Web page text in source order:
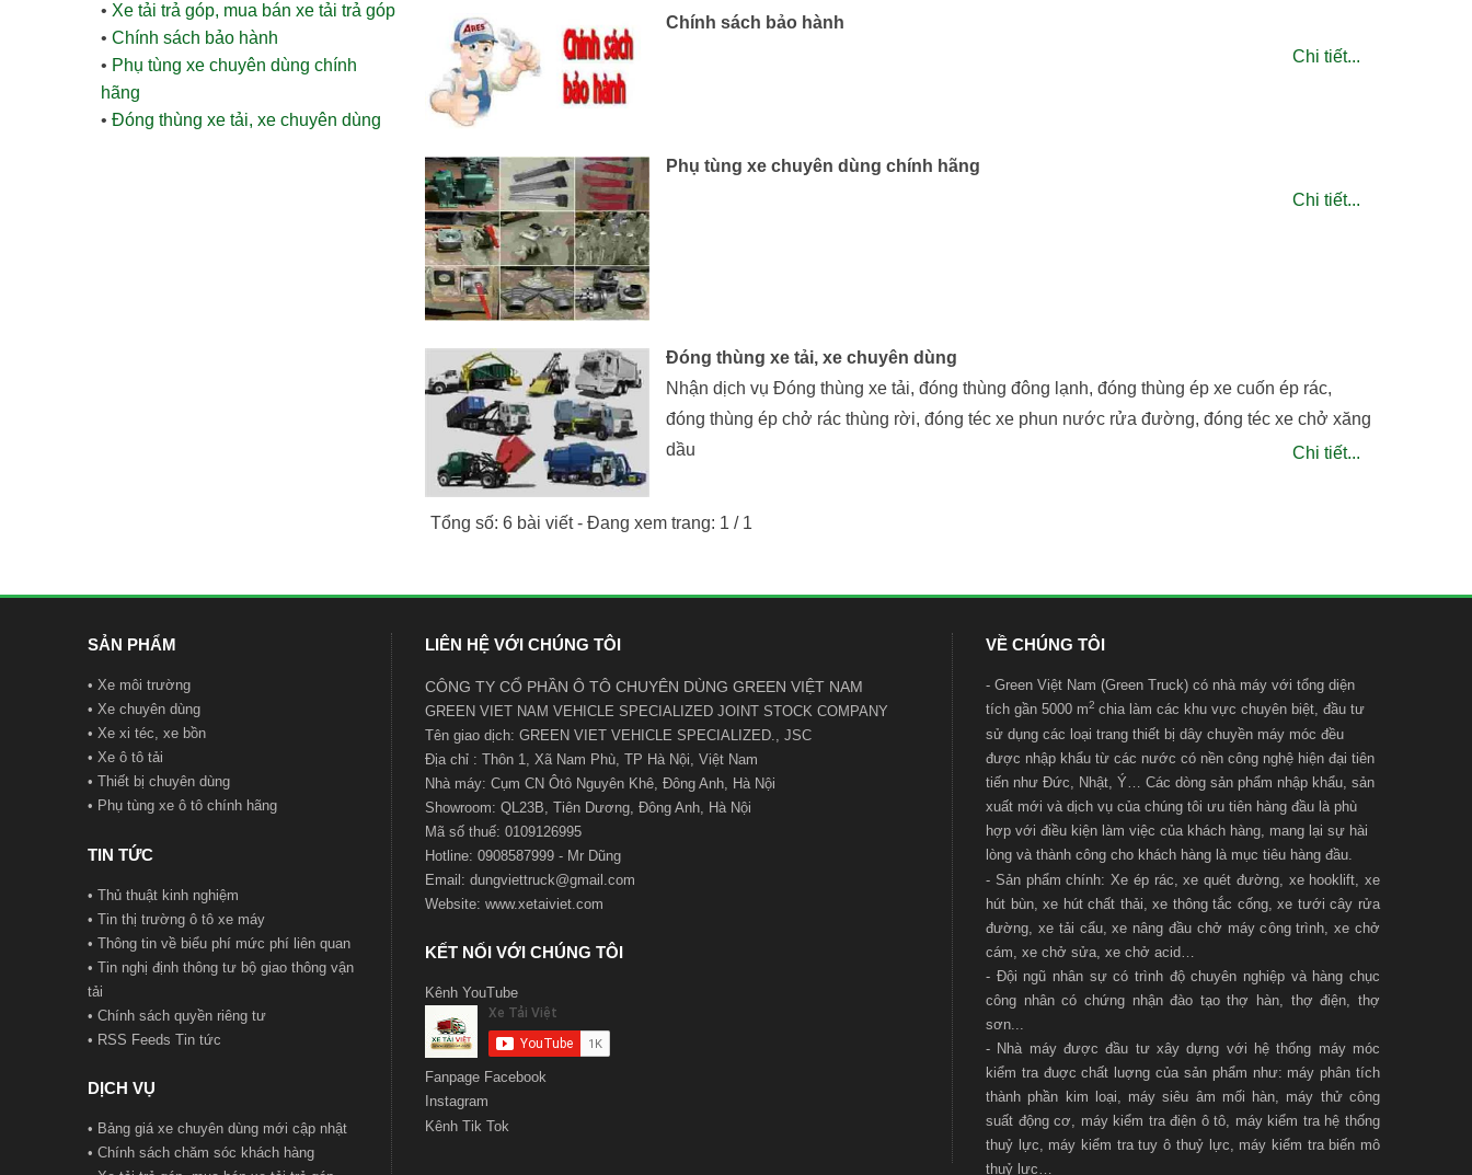
• Xe tải trả góp, mua bán xe tải trả góp
• Chính sách bảo hành
• Phụ tùng xe chuyên dùng chính
hãng
• Đóng thùng xe tải, xe chuyên dùng
Chính sách bảo hành
Chi tiết...
Phụ tùng xe chuyên dùng chính hãng
Chi tiết...
Đóng thùng xe tải, xe chuyên dùng
Nhận dịch vụ Đóng thùng xe tải, đóng thùng đông lạnh, đóng thùng ép xe cuốn ép rác,
đóng thùng ép chở rác thùng rời, đóng téc xe phun nước rửa đường, đóng téc xe chở xăng
dầu
Chi tiết...
Tổng số: 6 bài viết - Đang xem trang: 1 / 1
SẢN PHẨM
• Xe môi trường
• Xe chuyên dùng
• Xe xi téc, xe bồn
• Xe ô tô tải
• Thiết bị chuyên dùng
• Phụ tùng xe ô tô chính hãng
TIN TỨC
• Thủ thuật kinh nghiệm
• Tin thị trường ô tô xe máy
• Thông tin về biểu phí mức phí liên quan
• Tin nghị định thông tư bộ giao thông vận
tải
• Chính sách quyền riêng tư
• RSS Feeds Tin tức
DỊCH VỤ
• Bảng giá xe chuyên dùng mới cập nhật
• Chính sách chăm sóc khách hàng
LIÊN HỆ VỚI CHÚNG TÔI
CÔNG TY CỔ PHẦN Ô TÔ CHUYÊN DÙNG GREEN VIỆT NAM
GREEN VIET NAM VEHICLE SPECIALIZED JOINT STOCK COMPANY
Tên giao dịch: GREEN VIET VEHICLE SPECIALIZED., JSC
Địa chỉ : Thôn 1, Xã Nam Phù, TP Hà Nội, Việt Nam
Nhà máy: Cụm CN Ôtô Nguyên Khê, Đông Anh, Hà Nội
Showroom: QL23B, Tiên Dương, Đông Anh, Hà Nội
Mã số thuế: 0109126995
Hotline: 0908587999 - Mr Dũng
Email: dungviettruck@gmail.com
Website: www.xetaiviet.com
KẾT NỐI VỚI CHÚNG TÔI
Kênh YouTube
Fanpage Facebook
Instagram
Kênh Tik Tok
VỀ CHÚNG TÔI
- Green Việt Nam (Green Truck) có nhà máy với tổng diện
tích gần 5000 m2 chia làm các khu vực chuyên biệt, đầu tư
sử dụng các loại trang thiết bị dây chuyền máy móc đều
được nhập khẩu từ các nước có nền công nghệ hiện đại tiên
tiến như Đức, Nhật, Ý… Các dòng sản phẩm nhập khẩu, sản
xuất mới và dịch vụ của chúng tôi ưu tiên hàng đầu là phù
hợp với điều kiện làm việc của khách hàng, mang lại sự hài
lòng và thành công cho khách hàng là mục tiêu hàng đầu.
- Sản phẩm chính: Xe ép rác, xe quét đường, xe hooklift, xe
hút bùn, xe hút chất thải, xe thông tắc cống, xe tưới cây rửa
đường, xe tải cẩu, xe nâng đầu chở máy công trình, xe chở
cám, xe chở sửa, xe chở acid…
- Đội ngũ nhân sự có trình độ chuyên nghiệp và hàng chục
công nhân có chứng nhận đào tạo thợ hàn, thợ điện, thợ
sơn...
- Nhà máy được đầu tư xây dựng với hệ thống máy móc
kiểm tra đuợc chất luợng của sản phẩm như: máy phân tích
thành phần kim loại, máy siêu âm mối hàn, máy thử công
suất động cơ, máy kiểm tra điện ô tô, máy kiểm tra hệ thống
thuỷ lực, máy kiểm tra tuy ô thuỷ lực, máy kiểm tra biến mô
thuỷ lực…